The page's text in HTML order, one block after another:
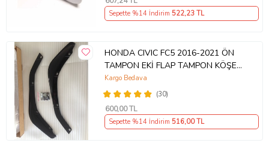
Sepette %14 İndirim 522,23 TL
HONDA CIVIC FC5 2016-2021 ÖN
TAMPON EKİ FLAP TAMPON KÖŞESİ
TAKIM SAĞ SOL KAMPANYA ŞOKK
FİYAT OEM
(30)
Kargo Bedava
600,00 TL
Sepette %14 İndirim 516,00 TL